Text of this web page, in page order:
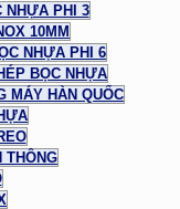
NHỰA PHI 3
10MM
NHỰA PHI 6
BỌC NHỰA
MÁY HÀN QUỐC
THÔNG